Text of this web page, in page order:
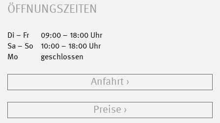
ÖFFNUNGSZEITEN
Di – Fr
09:00 – 18:00 Uhr
Sa – So
10:00 – 18:00 Uhr
Mo
geschlossen
Anfahrt
Preise